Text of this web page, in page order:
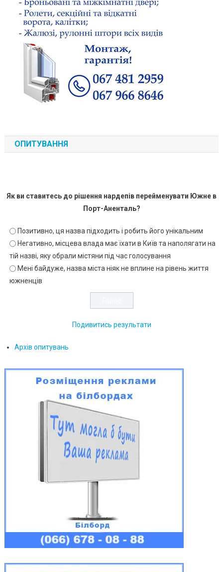
ОПИТУВАННЯ
Як ви ставитесь до рішення нардепів перейменувати Южне в
Порт-Аненталь?
Позитивно, ця назва підходить і робить його унікальним
Негативно, місцева влада має їхати в Київ та наполягати на
тій назві, яку обрали містяни під час голосування
Мені байдуже, назва міста ніяк не вплине на рівень життя
южненців
Подивитись результати
Архів опитувань